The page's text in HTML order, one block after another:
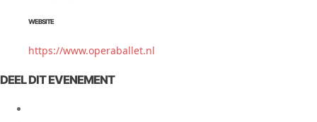
WEBSITE
https://www.operaballet.nl
DEEL DIT EVENEMENT